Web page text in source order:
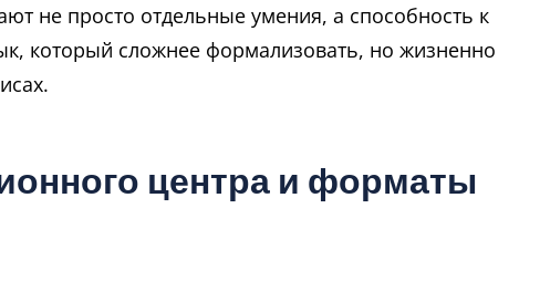
не просто отдельные умения, а способность к
который сложнее формализовать, но жизненно
центра и форматы